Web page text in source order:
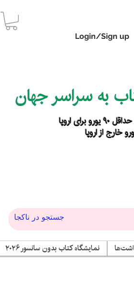
Login/Sign up
به سراسر جهان
برای اروپا
نمایشگاه کتاب بدون سانسور ۲۰۲۶